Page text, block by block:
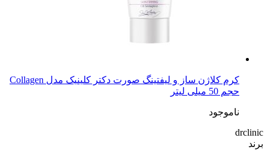
کرم کلاژن ساز و لیفتینگ صورت دکتر کلینیک مدل Collagen
حجم 50 میلی لیتر
ناموجود
drclinic
برند